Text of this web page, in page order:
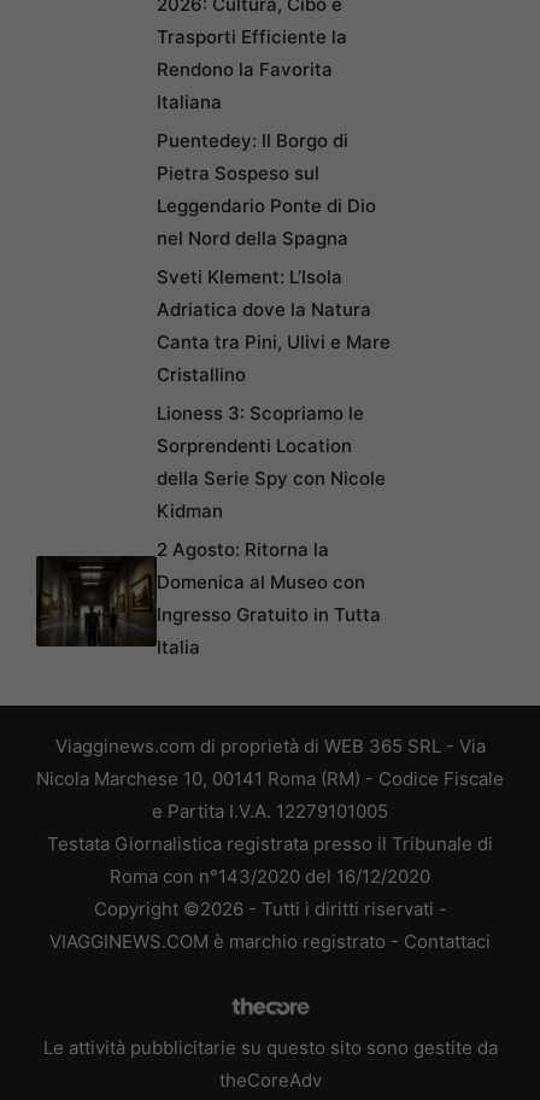
Trasporti Efficiente la
Rendono la Favorita
Italiana
Puentedey: Il Borgo di
Pietra Sospeso sul
Leggendario Ponte di Dio
nel Nord della Spagna
Sveti Klement: L’Isola
Adriatica dove la Natura
Canta tra Pini, Ulivi e Mare
Cristallino
Lioness 3: Scopriamo le
Sorprendenti Location
della Serie Spy con Nicole
Kidman
2 Agosto: Ritorna la
Domenica al Museo con
Ingresso Gratuito in Tutta
Italia
Viagginews.com di proprietà di WEB 365 SRL - Via
Nicola Marchese 10, 00141 Roma (RM) - Codice Fiscale
e Partita I.V.A. 12279101005
Testata Giornalistica registrata presso il Tribunale di
Roma con n°143/2020 del 16/12/2020
Copyright ©2026 - Tutti i diritti riservati -
VIAGGINEWS.COM è marchio registrato - Contattaci
Le attività pubblicitarie su questo sito sono gestite da
theCoreAdv